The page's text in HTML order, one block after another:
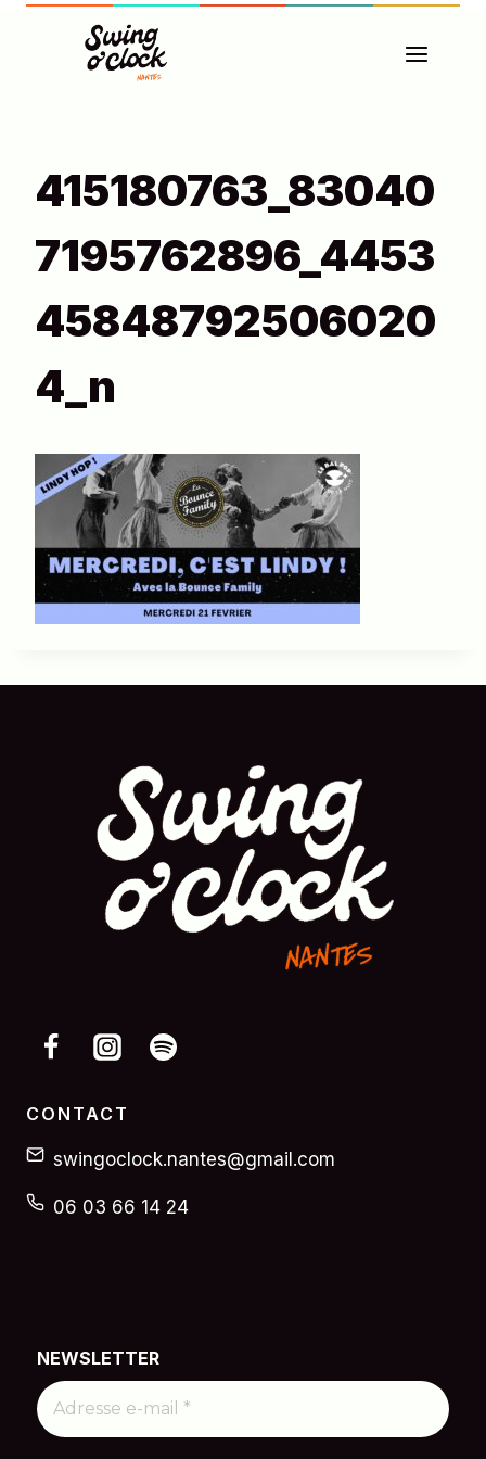
Aller
415180763_83040
7195762896_4453
45848792506020
4_n
CONTACT
swingoclock.nantes@gmail.com
06 03 66 14 24
NEWSLETTER